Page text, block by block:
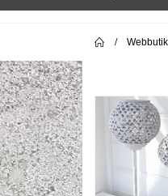
Webbutik